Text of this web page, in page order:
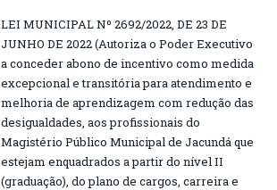
LEI MUNICIPAL Nº 2692/2022, DE 23 DE
JUNHO DE 2022 (Autoriza o Poder Executivo
a conceder abono de incentivo como medida
excepcional e transitória para atendimento e
melhoria de aprendizagem com redução das
desigualdades, aos profissionais do
Magistério Público Municipal de Jacundá que
estejam enquadrados a partir do nível II
(graduação), do plano de cargos, carreira e